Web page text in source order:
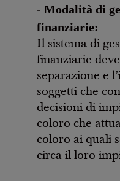
- Modalità di
finanziarie:
Il sistema di
finanziarie
separazione e
soggetti che
decisioni di
coloro che
coloro ai quali
circa il loro